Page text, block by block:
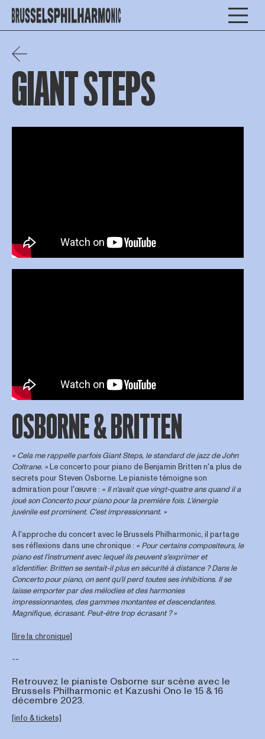
GIANT STEPS
OSBORNE & BRITTEN
« Cela me rappelle parfois Giant Steps, le standard de jazz de John
Coltrane.»Le concerto pour piano de Benjamin Britten n'a plus de
secrets pour Steven Osborne. Le pianiste témoigne son
admiration pour l'œuvre : « Il n'avait que vingt-quatre ans quand il a
joué son Concerto pour piano pour la première fois. L'énergie
juvénile est prominent. C'est impressionnant. »
À l'approche du concert avec le Brussels Philharmonic, il partage
ses réflexions dans une chronique : « Pour certains compositeurs, le
piano est l'instrument avec lequel ils peuvent s'exprimer et
s'identifier. Britten se sentait-il plus en sécurité à distance ? Dans le
Concerto pour piano, on sent qu'il perd toutes ses inhibitions. Il se
laisse emporter par des mélodies et des harmonies
impressionnantes, des gammes montantes et descendantes.
Magnifique, écrasant. Peut-être trop écrasant ? »
[lire la chronique]
--
Retrouvez le pianiste Osborne sur scène avec le
Brussels Philharmonic et Kazushi Ono le 15 & 16
décembre 2023.
[info & tickets]